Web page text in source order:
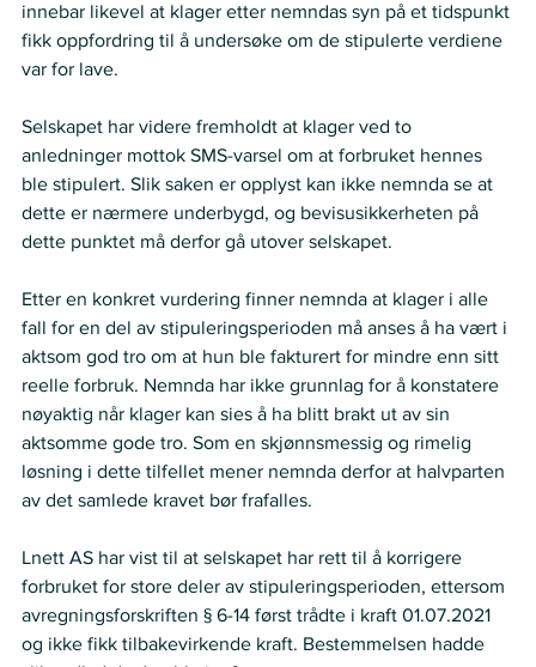
innebar likevel at klager etter nemndas syn på et tidspunkt
fikk oppfordring til å undersøke om de stipulerte verdiene
var for lave.
Selskapet har videre fremholdt at klager ved to
anledninger mottok SMS-varsel om at forbruket hennes
ble stipulert. Slik saken er opplyst kan ikke nemnda se at
dette er nærmere underbygd, og bevisusikkerheten på
dette punktet må derfor gå utover selskapet.
Etter en konkret vurdering finner nemnda at klager i alle
fall for en del av stipuleringsperioden må anses å ha vært i
aktsom god tro om at hun ble fakturert for mindre enn sitt
reelle forbruk. Nemnda har ikke grunnlag for å konstatere
nøyaktig når klager kan sies å ha blitt brakt ut av sin
aktsomme gode tro. Som en skjønnsmessig og rimelig
løsning i dette tilfellet mener nemnda derfor at halvparten
av det samlede kravet bør frafalles.
Lnett AS har vist til at selskapet har rett til å korrigere
forbruket for store deler av stipuleringsperioden, ettersom
avregningsforskriften § 6-14 først trådte i kraft 01.07.2021
og ikke fikk tilbakevirkende kraft. Bestemmelsen hadde